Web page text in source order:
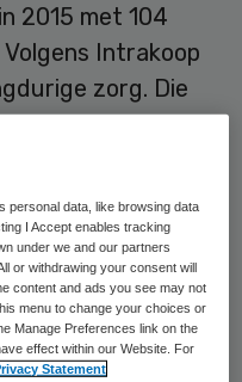
2015 met 104
Intrakoop
zorg. Die
van het aantal
het wettelijk
de
zorg na de
van
Intrakoop
personal data, like browsing data
I Accept enables tracking
under we and our partners
or withdrawing your consent will
content and ads you see may not
menu to change your choices or
Manage Preferences link on the
effect within our Website. For
Statement